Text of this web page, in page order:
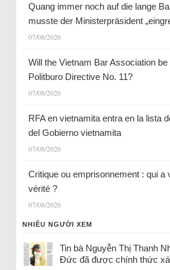
Quang immer noch auf die lange
musste der Ministerpräsident
07/08/2026
Will the Vietnam Bar Association
Politburo Directive No. 11?
07/08/2026
RFA en vietnamita entra en la lista
del Gobierno vietnamita
07/08/2026
Critique ou emprisonnement : qui a
vérité ?
07/08/2026
NHIỀU NGƯỜI XEM
Tin bà Nguyễn Thị Thanh
Đức đã được chính thức